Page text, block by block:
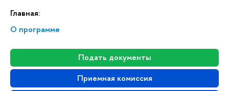
Главная:
О программе
Подать документы
Приемная комиссия